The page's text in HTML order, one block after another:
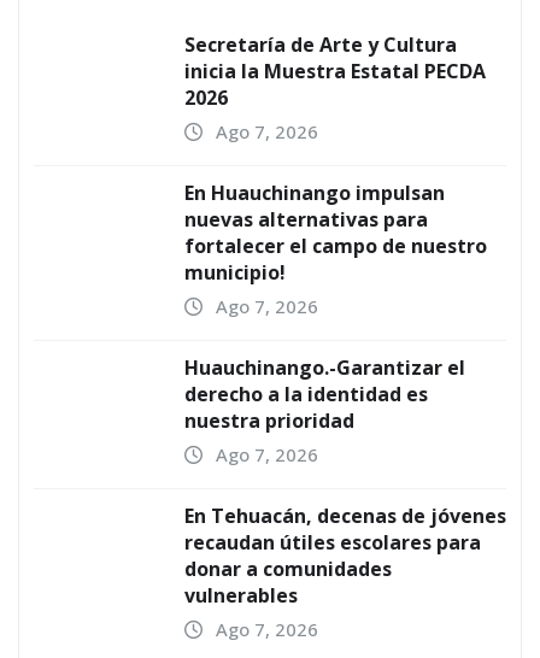
Secretaría de Arte y Cultura
inicia la Muestra Estatal PECDA
2026
Ago 7, 2026
En Huauchinango impulsan
nuevas alternativas para
fortalecer el campo de nuestro
municipio!
Ago 7, 2026
Huauchinango.-Garantizar el
derecho a la identidad es
nuestra prioridad
Ago 7, 2026
En Tehuacán, decenas de jóvenes
recaudan útiles escolares para
donar a comunidades
vulnerables
Ago 7, 2026